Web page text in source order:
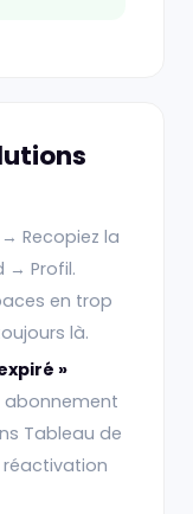
→ Recopiez la
→ Profil.
en trop
là.
»
abonnement
Tableau de